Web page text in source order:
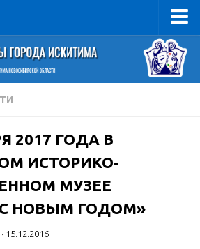
2017 ГОДА В
ИСТОРИКО-
МУЗЕЕ
НОВЫМ ГОДОМ»
· 15.12.2016